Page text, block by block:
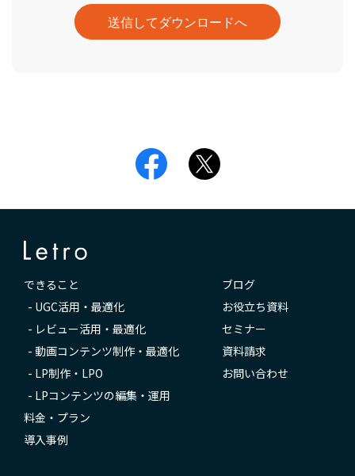
できること
- UGC活用・最適化
- レビュー活用・最適化
- 動画コンテンツ制作・最適化
- LP制作・LPO
- LPコンテンツの編集・運用
料金・プラン
導入事例
ブログ
お役立ち資料
セミナー
資料請求
お問い合わせ